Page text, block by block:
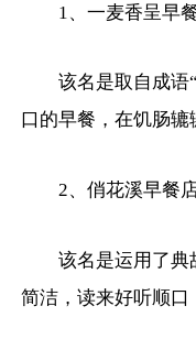
1、一麦香呈早
该名是取自成语
口的早餐，在饥肠
2、俏花溪早餐
该名是运用了典
简洁，读来好听顺口